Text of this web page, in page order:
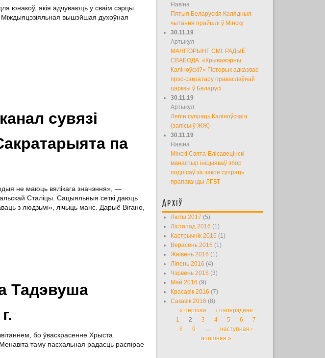
юнакоў, якія адчуваюць у сваім сэрцы
Міждыяцэзіяльная вышэйшая духоўная
сувязі
па
не маюць вялікага значэння», —
Сталіцы. Сацыяльныя сеткі даюць
з людзьмі», лічыць манс. Дарыё Вігано,
Тадэвуша
бо ўваскрасенне Хрыста
таму пасхальная радасць распірае
Навіна
Пятыя Беларускія Калядныя
чытання прайшлі ў Мінску
30.11.19
Артыкул
МАНІТОРЫНГ СМІ: РАДЫЁ
СВАБОДА: «Крыважэрны
Каліноўскі?» Гісторык адказвае
прэс-сакратару праваслаўнай
царквы ў Беларусі
30.11.19
Артыкул
Лепін супраць Каліноўскага
(запісы ў ЖЖ)
30.11.19
Навіна
Мінскі Свята-Елісавецінскі
манастыр ініцыяваў збор
подпісаў за закон супраць
прапаганды ЛГБТ
Архіў
Люты 2017 (5)
Лістапад 2016 (1)
Кастрычнік 2016 (1)
Верасень 2016 (1)
Жнівень 2016 (1)
Ліпень 2016 (4)
Чэрвень 2016 (3)
Май 2016 (9)
Красавік 2016 (7)
Сакавік 2016 (8)
Старонкі
« першая
‹ папярэдняя
1
2 3 4 5 6
7
8
9 …
наступная ›
апошняя »